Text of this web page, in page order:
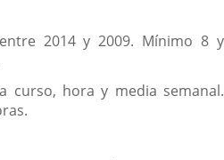
2014 y 2009. Mínimo 8 y
curso, hora y media semanal.